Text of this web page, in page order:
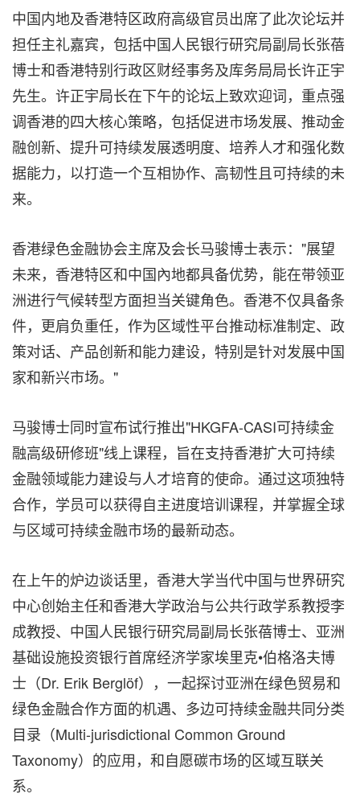
中国内地及香港特区政府高级官员出席了此次论坛并
担任主礼嘉宾，包括中国人民银行研究局副局长张蓓
博士和香港特别行政区财经事务及库务局局长许正宇
先生。许正宇局长在下午的论坛上致欢迎词，重点强
调香港的四大核心策略，包括促进市场发展、推动金
融创新、提升可持续发展透明度、培养人才和强化数
据能力，以打造一个互相协作、高韧性且可持续的未
来。
香港绿色金融协会主席及会长马骏博士表示："展望
未来，香港特区和中国內地都具备优势，能在带领亚
洲进行气候转型方面担当关键角色。香港不仅具备条
件，更肩负重任，作为区域性平台推动标准制定、政
策对话、产品创新和能力建设，特别是针对发展中国
家和新兴市场。"
马骏博士同时宣布试行推出"HKGFA-CASI可持续金
融高级研修班"线上课程，旨在支持香港扩大可持续
金融领域能力建设与人才培育的使命。通过这项独特
合作，学员可以获得自主进度培训课程，并掌握全球
与区域可持续金融市场的最新动态。
在上午的炉边谈话里，香港大学当代中国与世界研究
中心创始主任和香港大学政治与公共行政学系教授李
成教授、中国人民银行研究局副局长张蓓博士、亚洲
基础设施投资银行首席经济学家埃里克•伯格洛夫博
士（Dr. Erik Berglöf），一起探讨亚洲在绿色贸易和
绿色金融合作方面的机遇、多边可持续金融共同分类
目录（Multi-jurisdictional Common Ground
Taxonomy）的应用，和自愿碳市场的区域互联关
系。